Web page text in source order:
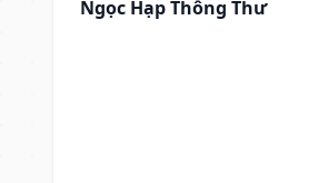
Ngọc Hạp Thông Thư